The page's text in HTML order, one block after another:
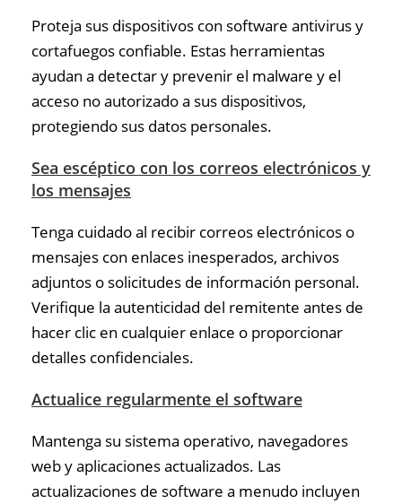
Proteja sus dispositivos con software antivirus y
cortafuegos confiable. Estas herramientas
ayudan a detectar y prevenir el malware y el
acceso no autorizado a sus dispositivos,
protegiendo sus datos personales.
Sea escéptico con los correos electrónicos y
los mensajes
Tenga cuidado al recibir correos electrónicos o
mensajes con enlaces inesperados, archivos
adjuntos o solicitudes de información personal.
Verifique la autenticidad del remitente antes de
hacer clic en cualquier enlace o proporcionar
detalles confidenciales.
Actualice regularmente el software
Mantenga su sistema operativo, navegadores
web y aplicaciones actualizados. Las
actualizaciones de software a menudo incluyen